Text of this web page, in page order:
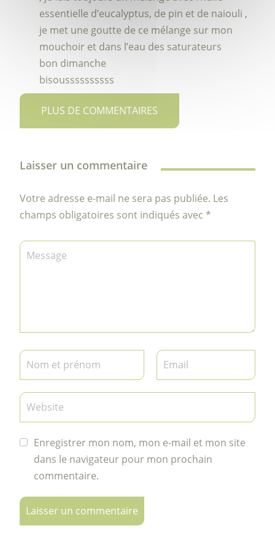
essentielle d’eucalyptus, de pin et de naiouli ,
je met une goutte de ce mélange sur mon
mouchoir et dans l’eau des saturateurs
bon dimanche
bisoussssssssss
PLUS DE COMMENTAIRES
Laisser un commentaire
Votre adresse e-mail ne sera pas publiée. Les
champs obligatoires sont indiqués avec *
Enregistrer mon nom, mon e-mail et mon site
dans le navigateur pour mon prochain
commentaire.